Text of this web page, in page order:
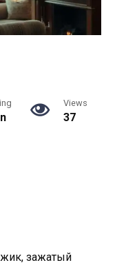
Views
37
зажатый